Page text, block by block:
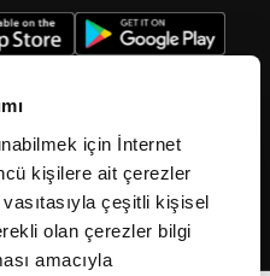
için İnternet
kişilere ait çerezler
çeşitli kişisel
olan çerezler bilgi
amacıyla